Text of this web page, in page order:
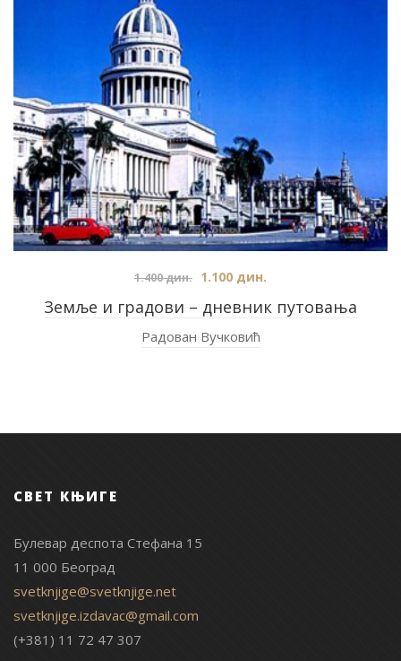
Земље и градови – дневник путовања
1.400дин. 1.100 дин.
Радован Вучковић
СВЕТ КЊИГЕ
Булевар деспота Стефана 15
11 000 Београд
svetknjige@svetknjige.net
svetknjige.izdavac@gmail.com
(+381) 11 72 47 307